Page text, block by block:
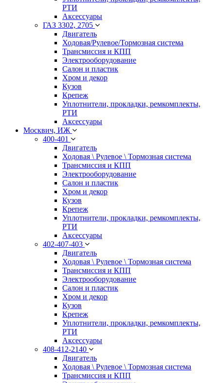
РТИ
Аксессуары
ГАЗ 3302, 2705
Двигатель
Ходовая/Рулевое/Тормозная система
Трансмиссия и КПП
Электрооборудование
Салон и пластик
Хром и декор
Кузов
Крепеж
Уплотнители, прокладки, ремкомплекты,
РТИ
Аксессуары
Москвич, ИЖ
400-401
Двигатель
Ходовая \ Рулевое \ Тормозная система
Трансмиссия и КПП
Электрооборудование
Салон и пластик
Хром и декор
Кузов
Крепеж
Уплотнители, прокладки, ремкомплекты,
РТИ
Аксессуары
402-407-403
Двигатель
Ходовая \ Рулевое \ Тормозная система
Трансмиссия и КПП
Электрооборудование
Салон и пластик
Хром и декор
Кузов
Крепеж
Уплотнители, прокладки, ремкомплекты,
РТИ
Аксессуары
408-412-2140
Двигатель
Ходовая \ Рулевое \ Тормозная система
Трансмиссия и КПП